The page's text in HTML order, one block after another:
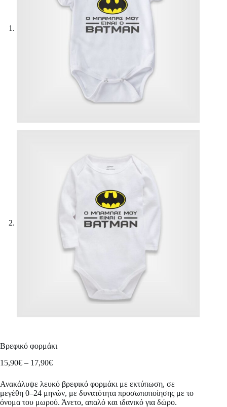
Βρεφικό φορμάκι
15,90€ – 17,90€Price
15,90€
through
17,90€
Ανακάλυψε λευκό βρεφικό φορμάκι με εκτύπωση, σε
μεγέθη 0–24 μηνών, με δυνατότητα προσωποποίησης με το
όνομα του μωρού. Άνετο, απαλό και ιδανικό για δώρο.